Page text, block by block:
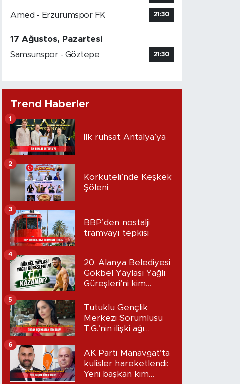
Amed - Erzurumspor FK 21:30
17 Ağustos, Pazartesi
Samsunspor - Göztepe
21:30
Trend Haberler
İlk ruhsat Antalya’ya
1
Korkuteli’nde Keşkek
Şöleni
2
BBP’den nostalji
tramvayı tepkisi
3
20. Alanya Belediyesi
Gökbel Yaylası Yağlı
Güreşleri'ni kim
4
Tutuklu Gençlik
Merkezi Sorumlusu
T.G.’nin ilişki ağı
Dudak uçuklatan
iddialar!
5
AK Parti Manavgat’ta
kulisler hareketlendi:
Yeni başkan kim
6